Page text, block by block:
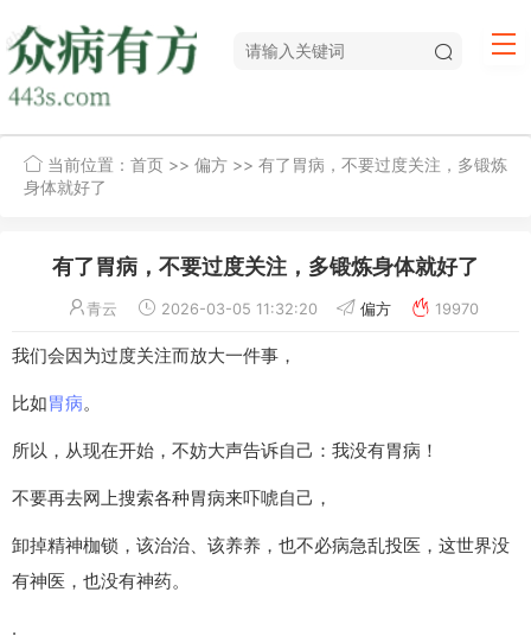
当前位置： 首页 >> 偏方 >> 有了胃病，不要过度关注，多锻炼
身体就好了
有了胃病，不要过度关注，多锻炼身体就好了
青云 2026-03-05 11:32:20 偏方 19970
我们会因为过度关注而放大一件事，
比如胃病。
所以，从现在开始，不妨大声告诉自己：我没有胃病！
不要再去网上搜索各种胃病来吓唬自己，
卸掉精神枷锁，该治治、该养养，也不必病急乱投医，这世界没
有神医，也没有神药。
.